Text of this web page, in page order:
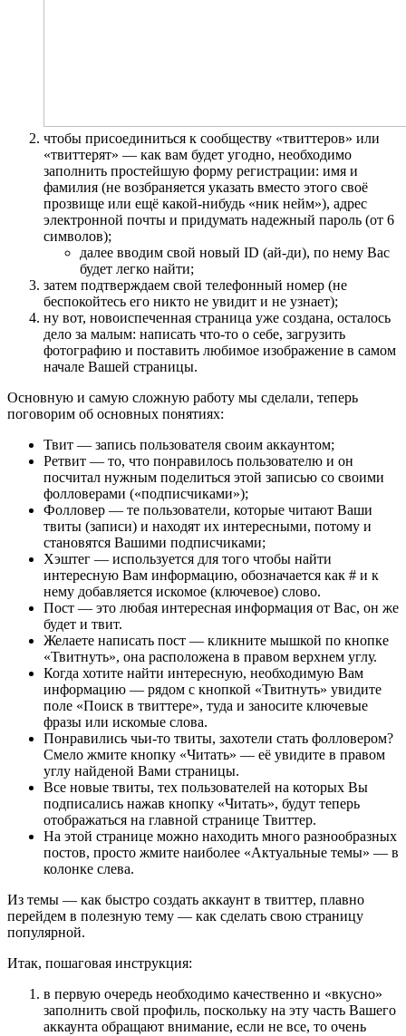
чтобы присоединиться к сообществу «твиттеров» или
«твиттерят» — как вам будет угодно, необходимо
заполнить простейшую форму регистрации: имя и
фамилия (не возбраняется указать вместо этого своё
прозвище или ещё какой-нибудь «ник нейм»), адрес
электронной почты и придумать надежный пароль (от 6
символов);
далее вводим свой новый ID (ай-ди), по нему Вас
будет легко найти;
затем подтверждаем свой телефонный номер (не
беспокойтесь его никто не увидит и не узнает);
ну вот, новоиспеченная страница уже создана, осталось
дело за малым: написать что-то о себе, загрузить
фотографию и поставить любимое изображение в самом
начале Вашей страницы.
Основную и самую сложную работу мы сделали, теперь
поговорим об основных понятиях:
Твит — запись пользователя своим аккаунтом;
Ретвит — то, что понравилось пользователю и он
посчитал нужным поделиться этой записью со своими
фолловерами («подписчиками»);
Фолловер — те пользователи, которые читают Ваши
твиты (записи) и находят их интересными, потому и
становятся Вашими подписчиками;
Хэштег — используется для того чтобы найти
интересную Вам информацию, обозначается как # и к
нему добавляется искомое (ключевое) слово.
Пост — это любая интересная информация от Вас, он же
будет и твит.
Желаете написать пост — кликните мышкой по кнопке
«Твитнуть», она расположена в правом верхнем углу.
Когда хотите найти интересную, необходимую Вам
информацию — рядом с кнопкой «Твитнуть» увидите
поле «Поиск в твиттере», туда и заносите ключевые
фразы или искомые слова.
Понравились чьи-то твиты, захотели стать фолловером?
Смело жмите кнопку «Читать» — её увидите в правом
углу найденой Вами страницы.
Все новые твиты, тех пользователей на которых Вы
подписались нажав кнопку «Читать», будут теперь
отображаться на главной странице Твиттер.
На этой странице можно находить много разнообразных
постов, просто жмите наиболее «Актуальные темы» — в
колонке слева.
Из темы — как быстро создать аккаунт в твиттер, плавно
перейдем в полезную тему — как сделать свою страницу
популярной.
Итак, пошаговая инструкция:
в первую очередь необходимо качественно и «вкусно»
заполнить свой профиль, поскольку на эту часть Вашего
аккаунта обращают внимание, если не все, то очень